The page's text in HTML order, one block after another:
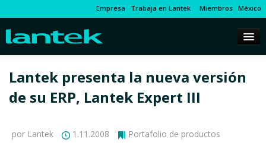
Empresa Trabaja en Lantek Miembros México
Lantek presenta la nueva versión
de su ERP, Lantek Expert III
por Lantek 1.11.2008 Portafolio de productos